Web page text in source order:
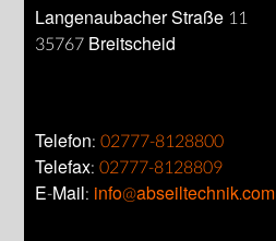
Langenaubacher Straße 11
35767 Breitscheid
Telefon:02777-8128800
Telefax:02777-8128809
E-Mail: info@abseiltechnik.com